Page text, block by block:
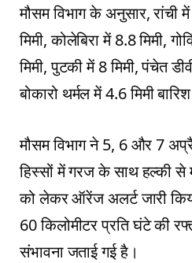
मौसम विभाग के अनुसार, रांची
मिमी, कोलेबिरा में 8.8 मिमी,
मिमी, पुटकी में 8 मिमी, पंचेत
बोकारो थर्मल में 4.6 मिमी
मौसम विभाग ने 5, 6 और 7
हिस्सों में गरज के साथ हल्की से
को लेकर ऑरेंज अलर्ट जारी
60 किलोमीटर प्रति घंटे की
संभावना जताई गई है।